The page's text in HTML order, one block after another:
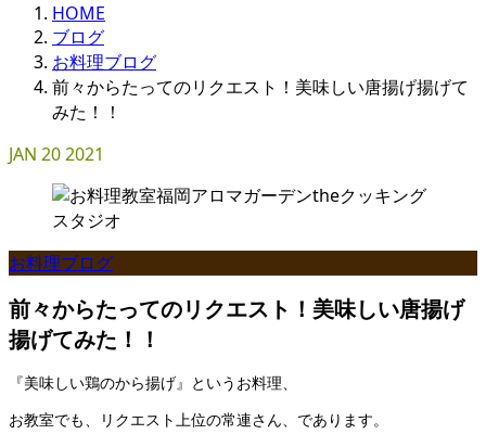
HOME
ブログ
お料理ブログ
前々からたってのリクエスト！美味しい唐揚げ揚げて
みた！！
JAN 202021
お料理ブログ
前々からたってのリクエスト！美味しい唐揚げ
揚げてみた！！
『美味しい鶏のから揚げ』というお料理、
お教室でも、リクエスト上位の常連さん、であります。